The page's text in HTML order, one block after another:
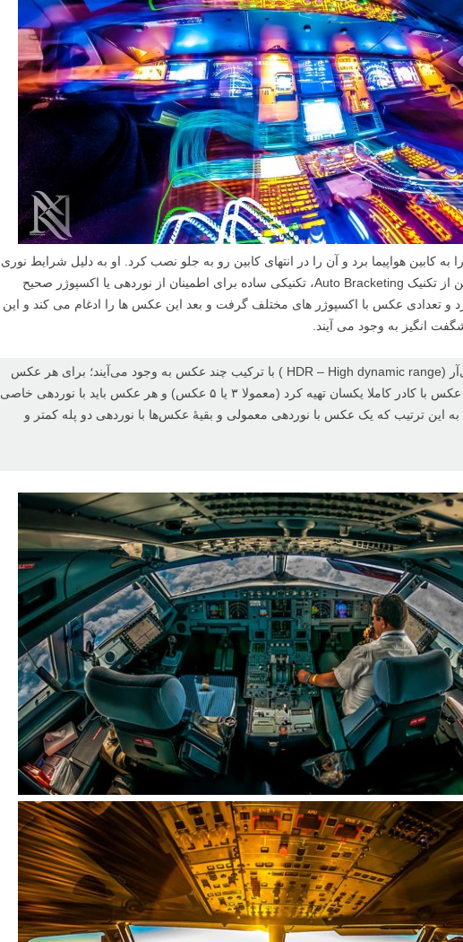
به کابین هواپیما برد و آن را در انتهای کابین رو به جلو نصب کرد. او به دلیل شرایط نوری
چالش برانگیز کابین از تکنیک Auto Bracketing، تکنیکی ساده برای اطمینان از نوردهی یا اکسپوژر صحیح
و تعدادی عکس با اکسپوژر های مختلف گرفت و بعد این عکس ها را ادغام می کند و این
” عکس‌های اچ‌دی‌آر (HDR – High dynamic range ) با ترکیب چند عکس به وجود می‌آیند؛ برای هر عکس
اچ‌دی‌آر، باید چند عکس با کادر کاملا یکسان تهیه کرد (معمولا ۳ یا ۵ عکس) و هر عکس باید با نوردهی خاصی
به این ترتیب که یک عکس با نوردهی معمولی و بقیهٔ عکس‌ها با نوردهی دو پله کمتر و